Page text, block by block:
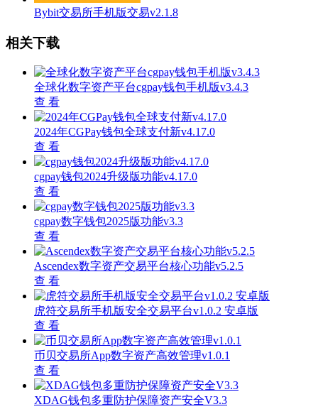
Bybit交易所手机版交易v2.1.8
相关下载
全球化数字资产平台cgpay钱包手机版v3.4.3
查 看
2024年CGPay钱包全球支付新v4.17.0
查 看
cgpay钱包2024升级版功能v4.17.0
查 看
cgpay数字钱包2025版功能v3.3
查 看
Ascendex数字资产交易平台核心功能v5.2.5
查 看
虎符交易所手机版安全交易平台v1.0.2 安卓版
查 看
币贝交易所App数字资产高效管理v1.0.1
查 看
XDAG钱包多重防护保障资产安全V3.3